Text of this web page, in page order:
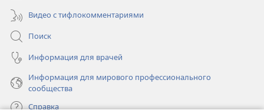
Видео с тифлокомментариями
Поиск
Информация для врачей
Информация для мирового профессионального
сообщества
Справка